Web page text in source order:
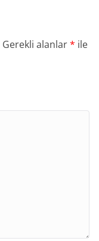
Gerekli alanlar* ile